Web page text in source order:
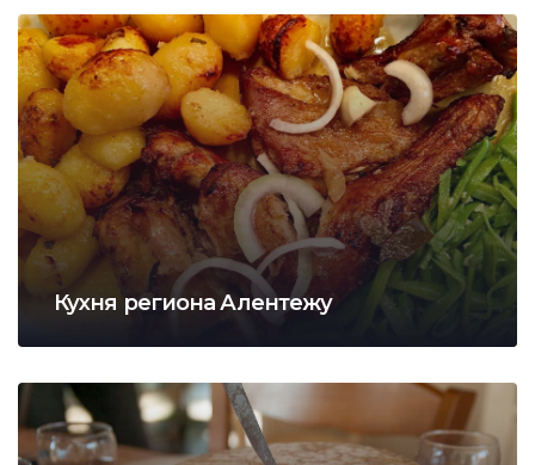
Кухня региона Алентежу